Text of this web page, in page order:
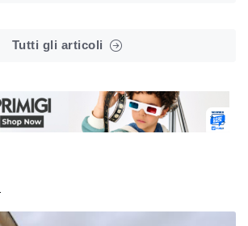
Tutti gli articoli